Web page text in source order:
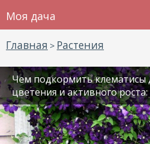
Моя дача
Главная > Растения
Чем подкормить клематисы
цветения и активного